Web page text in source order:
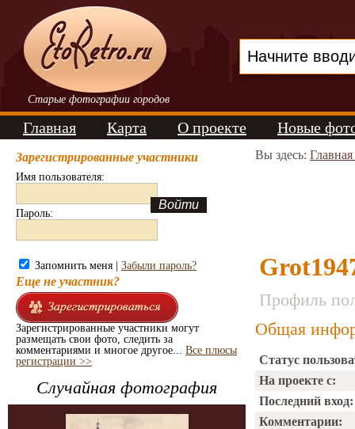
Старые фотографии городов
Главная Карта О проекте Новые
Зарегистрированные участники
Имя пользователя:
Пароль:
Запомнить меня | Забыли пароль?
Еще не участник?
Зарегистрированные участники могут
размещать свои фото, следить за
комментариями и многое другое... Все плюсы
регистрации >>
Случайная фотография
Вы здесь:
Профиль
Общая
Статус
На проекте с:
Последний вход:
Комментарии: